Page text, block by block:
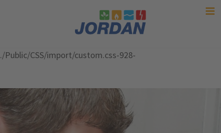
./Public/CSS/import/custom.css-928-